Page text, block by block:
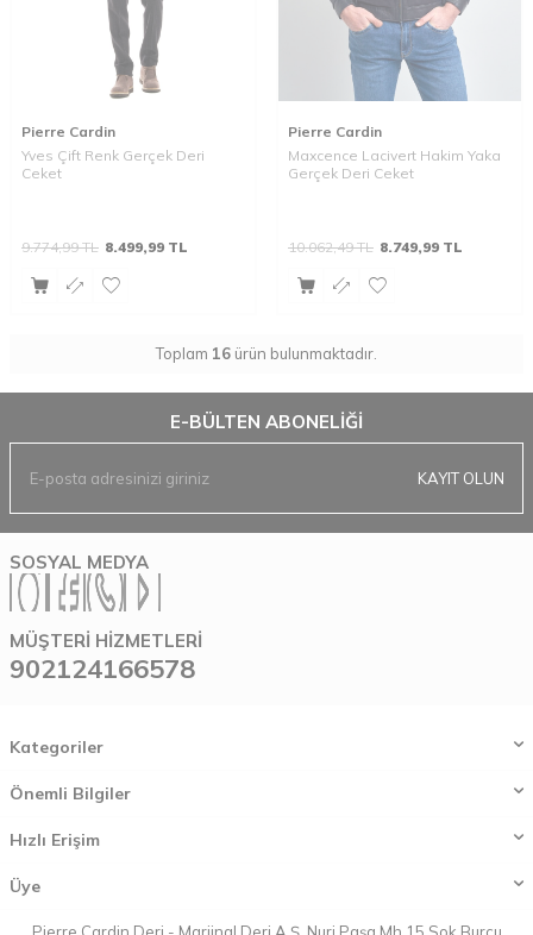
Pierre Cardin
Yves Çift Renk Gerçek Deri
Ceket
9.774,99TL 8.499,99 TL
Pierre Cardin
Maxcence Lacivert Hakim Yaka
Gerçek Deri Ceket
10.062,49TL 8.749,99 TL
Toplam 16 ürün bulunmaktadır.
E-BÜLTEN ABONELIĞI
KAYIT OLUN
SOSYAL MEDYA
MÜŞTERI HIZMETLERI
902124166578
Kategoriler
Önemli Bilgiler
Hızlı Erişim
Üye